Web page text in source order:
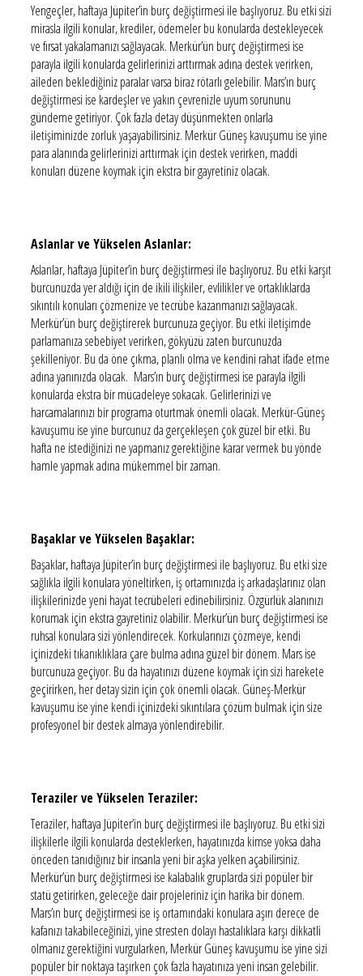
Yengeçler, haftaya Jüpiter’in burç değiştirmesi ile başlıyoruz. Bu etki sizi
mirasla ilgili konular, krediler, ödemeler bu konularda destekleyecek
ve fırsat yakalamanızı sağlayacak. Merkür’ün burç değiştirmesi ise
parayla ilgili konularda gelirlerinizi arttırmak adına destek verirken,
aileden beklediğiniz paralar varsa biraz rötarlı gelebilir. Mars’ın burç
değiştirmesi ise kardeşler ve yakın çevrenizle uyum sorununu
gündeme getiriyor. Çok fazla detay düşünmekten onlarla
iletişiminizde zorluk yaşayabilirsiniz. Merkür Güneş kavuşumu ise yine
para alanında gelirlerinizi arttırmak için destek verirken, maddi
konuları düzene koymak için ekstra bir gayretiniz olacak.
Aslanlar ve Yükselen Aslanlar:
Aslanlar, haftaya Jüpiter’in burç değiştirmesi ile başlıyoruz. Bu etki karşıt
burcunuzda yer aldığı için de ikili ilişkiler, evlilikler ve ortaklıklarda
sıkıntılı konuları çözmenize ve tecrübe kazanmanızı sağlayacak.
Merkür’ün burç değiştirerek burcunuza geçiyor. Bu etki iletişimde
parlamanıza sebebiyet verirken, gökyüzü zaten burcunuzda
şekilleniyor. Bu da öne çıkma, planlı olma ve kendini rahat ifade etme
adına yanınızda olacak. Mars’ın burç değiştirmesi ise parayla ilgili
konularda ekstra bir mücadeleye sokacak. Gelirlerinizi ve
harcamalarınızı bir programa oturtmak önemli olacak. Merkür-Güneş
kavuşumu ise yine burcunuz da gerçekleşen çok güzel bir etki. Bu
hafta ne istediğinizi ne yapmanız gerektiğine karar vermek bu yönde
hamle yapmak adına mükemmel bir zaman.
Başaklar ve Yükselen Başaklar:
Başaklar, haftaya Jüpiter’in burç değiştirmesi ile başlıyoruz. Bu etki size
sağlıkla ilgili konulara yöneltirken, iş ortamınızda iş arkadaşlarınız olan
ilişkilerinizde yeni hayat tecrübeleri edinebilirsiniz. Özgürlük alanınızı
korumak için ekstra gayretiniz olabilir. Merkür’ün burç değiştirmesi ise
ruhsal konulara sizi yönlendirecek. Korkularınızı çözmeye, kendi
içinizdeki tıkanıklıklara çare bulma adına güzel bir dönem. Mars ise
burcunuza geçiyor. Bu da hayatınızı düzene koymak için sizi harekete
geçirirken, her detay sizin için çok önemli olacak. Güneş-Merkür
kavuşumu ise yine kendi içinizdeki sıkıntılara çözüm bulmak için size
profesyonel bir destek almaya yönlendirebilir.
Teraziler ve Yükselen Teraziler:
Teraziler, haftaya Jüpiter’in burç değiştirmesi ile başlıyoruz. Bu etki sizi
ilişkilerle ilgili konularda desteklerken, hayatınızda kimse yoksa daha
önceden tanıdığınız bir insanla yeni bir aşka yelken açabilirsiniz.
Merkür’ün burç değiştirmesi ise kalabalık gruplarda sizi popüler bir
statü getirirken, geleceğe dair projeleriniz için harika bir dönem.
Mars’ın burç değiştirmesi ise iş ortamındaki konulara aşırı derece de
kafanızı takabileceğinizi, yine stresten dolayı hastalıklara karşı dikkatli
olmanız gerektiğini vurgularken, Merkür Güneş kavuşumu ise yine sizi
popüler bir noktaya taşırken çok fazla hayatınıza yeni insan gelebilir.